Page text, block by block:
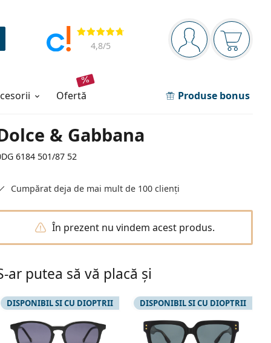
Panou de navigare
Sunteți logat
Coșul
Opinii
4,8/5
ofertă Produse bonus
& Gabbana
6184 501/87 52
Cumpărat deja de mai mult de 100 clienți
În prezent nu vindem acest produs.
ar putea să vă placă și
DISPONIBIL SI CU DIOPTRII DISPONIBIL SI CU DIOPTRII